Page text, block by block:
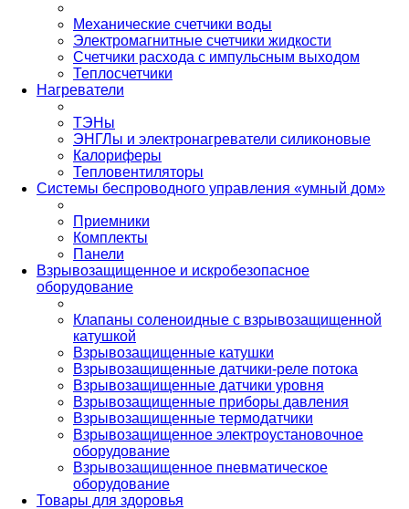
Механические счетчики воды
Электромагнитные счетчики жидкости
Счетчики расхода с импульсным выходом
Теплосчетчики
Нагреватели
ТЭНы
ЭНГЛы и электронагреватели силиконовые
Калориферы
Тепловентиляторы
Системы беспроводного управления «умный дом»
Приемники
Комплекты
Панели
Взрывозащищенное и искробезопасное
оборудование
Клапаны соленоидные с взрывозащищенной
катушкой
Взрывозащищенные катушки
Взрывозащищенные датчики-реле потока
Взрывозащищенные датчики уровня
Взрывозащищенные приборы давления
Взрывозащищенные термодатчики
Взрывозащищенное электроустановочное
оборудование
Взрывозащищенное пневматическое
оборудование
Товары для здоровья